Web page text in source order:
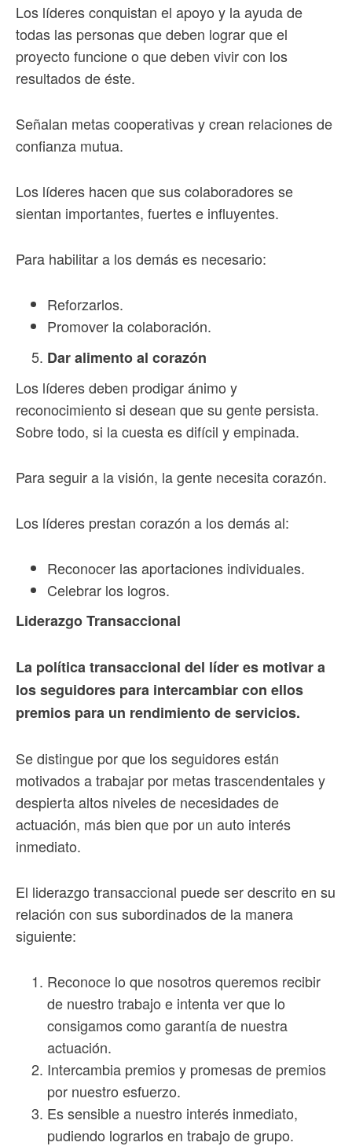
Los líderes conquistan el apoyo y la ayuda de
todas las personas que deben lograr que el
proyecto funcione o que deben vivir con los
resultados de éste.
Señalan metas cooperativas y crean relaciones de
confianza mutua.
Los líderes hacen que sus colaboradores se
sientan importantes, fuertes e influyentes.
Para habilitar a los demás es necesario:
Reforzarlos.
Promover la colaboración.
Dar alimento al corazón
Los líderes deben prodigar ánimo y
reconocimiento si desean que su gente persista.
Sobre todo, si la cuesta es difícil y empinada.
Para seguir a la visión, la gente necesita corazón.
Los líderes prestan corazón a los demás al:
Reconocer las aportaciones individuales.
Celebrar los logros.
Liderazgo Transaccional
La política transaccional del líder es motivar a
los seguidores para intercambiar con ellos
premios para un rendimiento de servicios.
Se distingue por que los seguidores están
motivados a trabajar por metas trascendentales y
despierta altos niveles de necesidades de
actuación, más bien que por un auto interés
inmediato.
El liderazgo transaccional puede ser descrito en su
relación con sus subordinados de la manera
siguiente:
Reconoce lo que nosotros queremos recibir
de nuestro trabajo e intenta ver que lo
consigamos como garantía de nuestra
actuación.
Intercambia premios y promesas de premios
por nuestro esfuerzo.
Es sensible a nuestro interés inmediato,
pudiendo lograrlos en trabajo de grupo.